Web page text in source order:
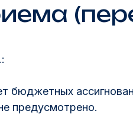
бюджетных
предусмотрено.